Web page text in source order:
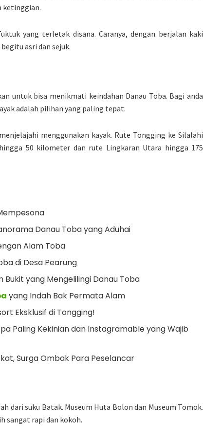
ketinggian.
yang terletak disana. Caranya, dengan berjalan kaki
asri dan sejuk.
untuk bisa menikmati keindahan Danau Toba. Bagi anda
adalah pilihan yang paling tepat.
menggunakan kayak. Rute Tongging ke Silalahi
50 kilometer dan rute Lingkaran Utara hingga 175
Danau Toba yang Aduhai
Alam Toba
di Desa Pearung
Bukit yang Mengelilingi Danau Toba
yang Indah Bak Permata Alam
Eksklusif di Tongging!
Paling Kekinian dan Instagramable yang Wajib
Surga Ombak Para Peselancar
dari suku Batak. Museum Huta Bolon dan Museum Tomok.
sangat rapi dan kokoh.